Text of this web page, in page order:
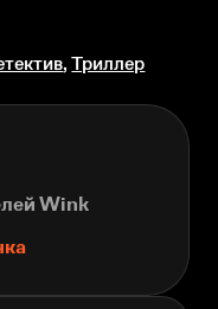
,Триллер
Wink